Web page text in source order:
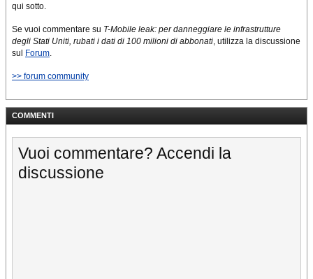
qui sotto.
Se vuoi commentare su T-Mobile leak: per danneggiare le infrastrutture
degli Stati Uniti, rubati i dati di 100 milioni di abbonati, utilizza la discussione
sul Forum.
>> forum community
COMMENTI
Vuoi commentare? Accendi la
discussione